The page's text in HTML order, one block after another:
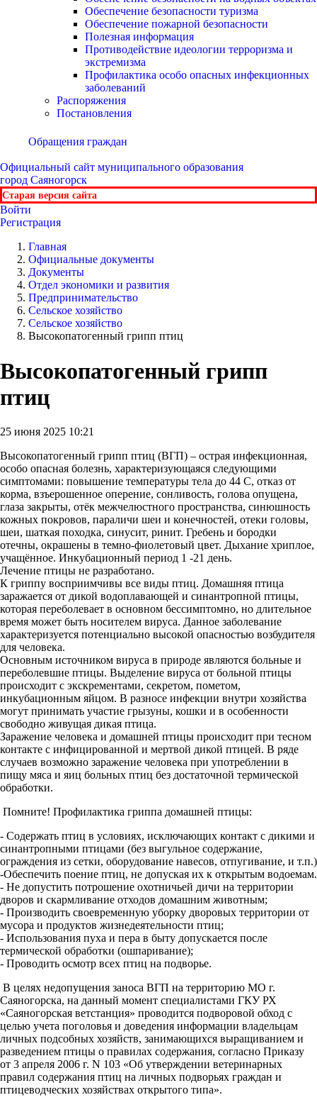
Обеспечение безопасности туризма
Обеспечение пожарной безопасности
Полезная информация
Противодействие идеологии терроризма и
экстремизма
Профилактика особо опасных инфекционных
заболеваний
Распоряжения
Постановления
Обращения граждан
Официальный сайт муниципального образования
город Саяногорск
Старая версия сайта
Войти
Регистрация
Главная
Официальные документы
Документы
Отдел экономики и развития
Предпринимательство
Сельское хозяйство
Сельское хозяйство
Высокопатогенный грипп птиц
Высокопатогенный грипп
птиц
25 июня 2025 10:21
Высокопатогенный грипп птиц (ВГП) – острая инфекционная,
особо опасная болезнь, характеризующаяся следующими
симптомами: повышение температуры тела до 44 С, отказ от
корма, взъерошенное оперение, сонливость, голова опущена,
глаза закрыты, отёк межчелюстного пространства, синюшность
кожных покровов, параличи шеи и конечностей, отеки головы,
шеи, шаткая походка, синусит, ринит. Гребень и бородки
отечны, окрашены в темно-фиолетовый цвет. Дыхание хриплое,
учащённое. Инкубационный период 1 -21 день.
Лечение птицы не разработано.
К гриппу восприимчивы все виды птиц. Домашняя птица
заражается от дикой водоплавающей и синантропной птицы,
которая переболевает в основном бессимптомно, но длительное
время может быть носителем вируса. Данное заболевание
характеризуется потенциально высокой опасностью возбудителя
для человека.
Основным источником вируса в природе являются больные и
переболевшие птицы. Выделение вируса от больной птицы
происходит с экскрементами, секретом, пометом,
инкубационным яйцом. В разносе инфекции внутри хозяйства
могут принимать участие грызуны, кошки и в особенности
свободно живущая дикая птица.
Заражение человека и домашней птицы происходит при тесном
контакте с инфицированной и мертвой дикой птицей. В ряде
случаев возможно заражение человека при употреблении в
пищу мяса и яиц больных птиц без достаточной термической
обработки.
Помните! Профилактика гриппа домашней птицы:
- Содержать птиц в условиях, исключающих контакт с дикими и
синантропными птицами (без выгульное содержание,
ограждения из сетки, оборудование навесов, отпугивание, и т.п.)
-Обеспечить поение птиц, не допуская их к открытым водоемам.
- Не допустить потрошение охотничьей дичи на территории
дворов и скармливание отходов домашним животным;
- Производить своевременную уборку дворовых территории от
мусора и продуктов жизнедеятельности птиц;
- Использования пуха и пера в быту допускается после
термической обработки (ошпаривание);
- Проводить осмотр всех птиц на подворье.
В целях недопущения заноса ВГП на территорию МО г.
Саяногорска, на данный момент специалистами ГКУ РХ
«Саяногорская ветстанция» проводится подворовой обход с
целью учета поголовья и доведения информации владельцам
личных подсобных хозяйств, занимающихся выращиванием и
разведением птицы о правилах содержания, согласно Приказу
от 3 апреля 2006 г. N 103 «Об утверждении ветеринарных
правил содержания птиц на личных подворьях граждан и
птицеводческих хозяйствах открытого типа».